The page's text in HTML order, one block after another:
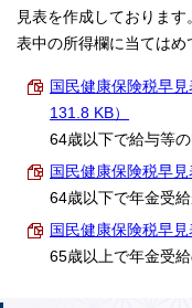
見表を作成しておりま
表中の所得欄に当てはめ
国民健康保険税早
131.8 KB）
64歳以下で給与等
国民健康保険税早
64歳以下で年金受
国民健康保険税早
65歳以上で年金受